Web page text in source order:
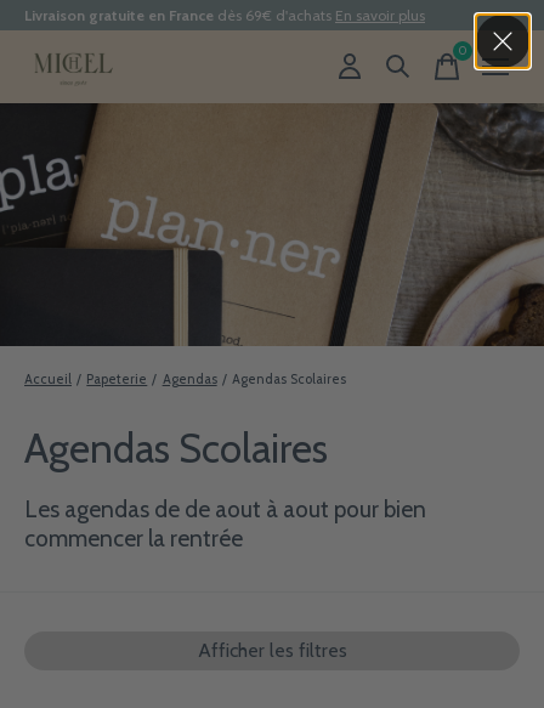
Livraison gratuite en France dès 69€ d'achats En savoir plus
0items
Accueil / Papeterie / Agendas / Agendas Scolaires
Agendas Scolaires
Les agendas de de aout à aout pour bien
commencer la rentrée
Afficher les filtres